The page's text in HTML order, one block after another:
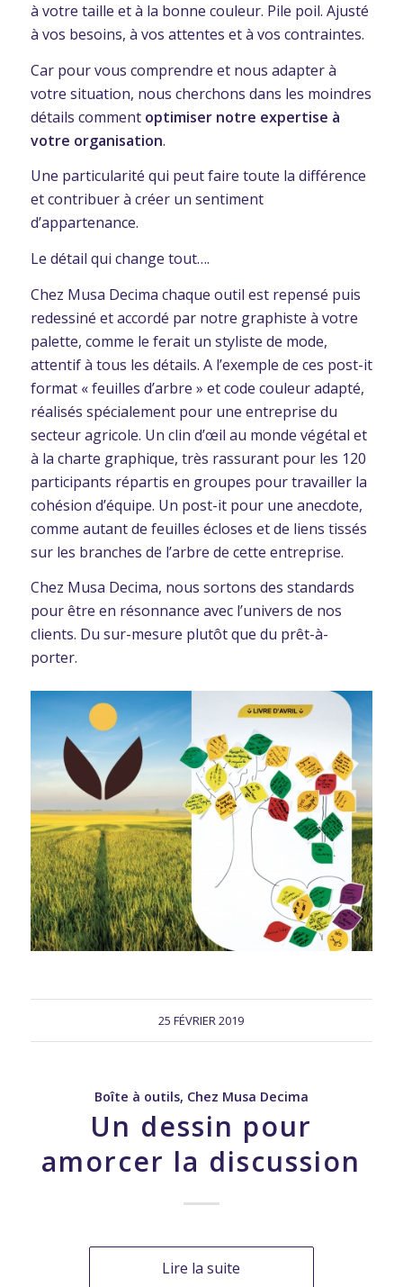
à votre taille et à la bonne couleur. Pile poil. Ajusté
à vos besoins, à vos attentes et à vos contraintes.
Car pour vous comprendre et nous adapter à
votre situation, nous cherchons dans les moindres
détails comment optimiser notre expertise à
votre organisation.
Une particularité qui peut faire toute la différence
et contribuer à créer un sentiment
d’appartenance.
Le détail qui change tout….
Chez Musa Decima chaque outil est repensé puis
redessiné et accordé par notre graphiste à votre
palette, comme le ferait un styliste de mode,
attentif à tous les détails. A l’exemple de ces post-it
format « feuilles d’arbre » et code couleur adapté,
réalisés spécialement pour une entreprise du
secteur agricole. Un clin d’œil au monde végétal et
à la charte graphique, très rassurant pour les 120
participants répartis en groupes pour travailler la
cohésion d’équipe. Un post-it pour une anecdote,
comme autant de feuilles écloses et de liens tissés
sur les branches de l’arbre de cette entreprise.
Chez Musa Decima, nous sortons des standards
pour être en résonnance avec l’univers de nos
clients. Du sur-mesure plutôt que du prêt-à-
porter.
25 FÉVRIER 2019
Boîte à outils, Chez Musa Decima
Un dessin pour
amorcer la discussion
Lire la suite